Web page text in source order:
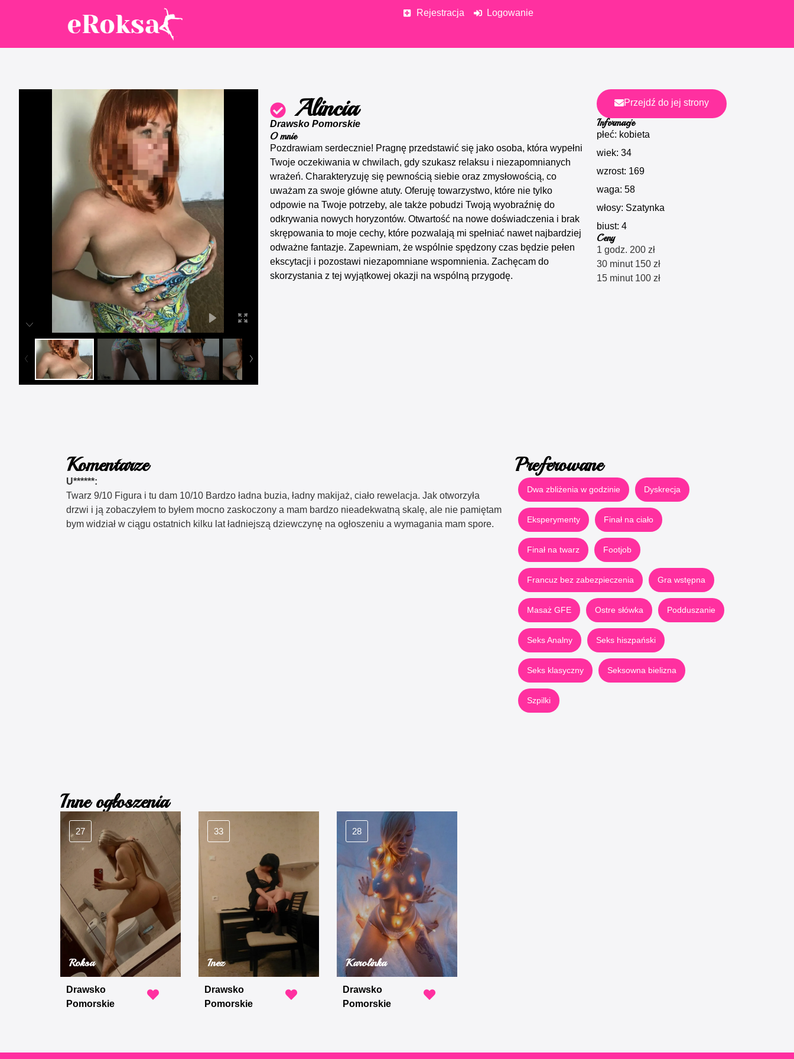
Rejestracja Logowanie
Alincia
Drawsko Pomorskie
O mnie
Pozdrawiam serdecznie! Pragnę przedstawić się jako osoba, która wypełni
Twoje oczekiwania w chwilach, gdy szukasz relaksu i niezapomnianych
wrażeń. Charakteryzuję się pewnością siebie oraz zmysłowością, co
uważam za swoje główne atuty. Oferuję towarzystwo, które nie tylko
odpowie na Twoje potrzeby, ale także pobudzi Twoją wyobraźnię do
odkrywania nowych horyzontów. Otwartość na nowe doświadczenia i brak
skrępowania to moje cechy, które pozwalają mi spełniać nawet najbardziej
odważne fantazje. Zapewniam, że wspólnie spędzony czas będzie pełen
ekscytacji i pozostawi niezapomniane wspomnienia. Zachęcam do
skorzystania z tej wyjątkowej okazji na wspólną przygodę.
Przejdź do jej strony
Informacje
płeć: kobieta
wiek: 34
wzrost: 169
waga: 58
włosy: Szatynka
biust: 4
Ceny
1 godz. 200 zł
30 minut 150 zł
15 minut 100 zł
Komentarze
U******:
Twarz 9/10 Figura i tu dam 10/10 Bardzo ładna buzia, ładny makijaż, ciało rewelacja. Jak otworzyła
drzwi i ją zobaczyłem to byłem mocno zaskoczony a mam bardzo nieadekwatną skalę, ale nie pamiętam
bym widział w ciągu ostatnich kilku lat ładniejszą dziewczynę na ogłoszeniu a wymagania mam spore.
Preferowane
Dwa zbliżenia w godzinie Dyskrecja
Eksperymenty Finał na ciało
Finał na twarz Footjob
Francuz bez zabezpieczenia Gra wstępna
Masaż GFE Ostre słówka Podduszanie
Seks Analny Seks hiszpański
Seks klasyczny Seksowna bielizna
Szpilki
Inne ogłoszenia
27
Roksa
Drawsko
Pomorskie
33
Inez
Drawsko
Pomorskie
28
Karolinka
Drawsko
Pomorskie